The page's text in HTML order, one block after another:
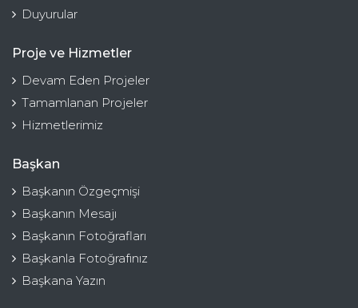
Duyurular
Proje ve Hizmetler
Devam Eden Projeler
Tamamlanan Projeler
Hizmetlerimiz
Başkan
Başkanın Özgeçmişi
Başkanın Mesajı
Başkanın Fotoğrafları
Başkanla Fotoğrafınız
Başkana Yazın